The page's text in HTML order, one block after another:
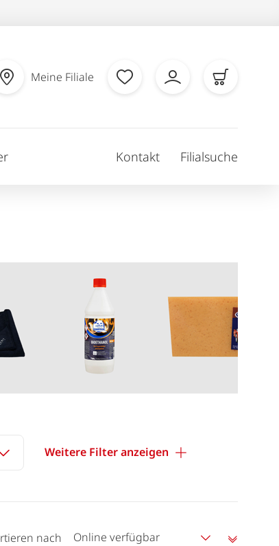
Meine Filiale
Kontakt Filialsuche
Weitere Filter anzeigen
nach Online verfügbar